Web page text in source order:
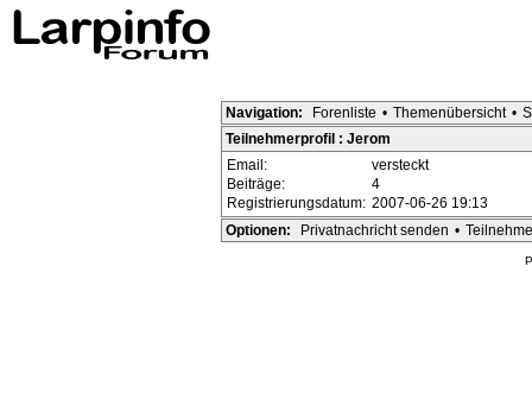
Navigation: Forenliste • Themenübersicht •
Teilnehmerprofil : Jerom
Email:
versteckt
Beiträge:
4
Registrierungsdatum: 2007-06-26 19:13
Optionen:
Privatnachricht senden •